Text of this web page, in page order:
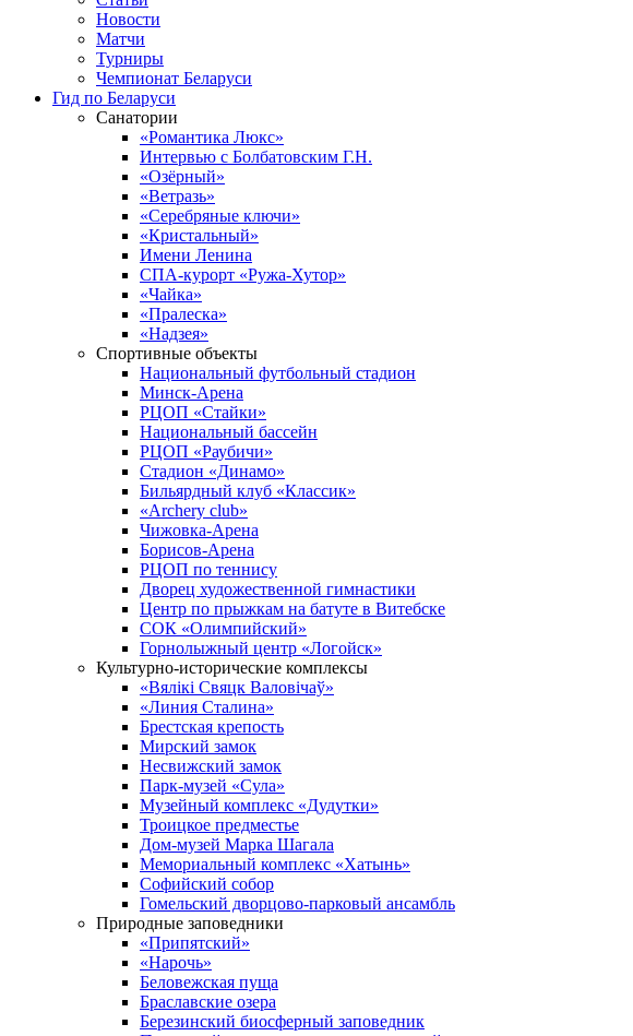
Новости
Матчи
Турниры
Чемпионат Беларуси
Гид по Беларуси
Санатории
«Романтика Люкс»
Интервью с Болбатовским Г.Н.
«Озёрный»
«Ветразь»
«Серебряные ключи»
«Кристальный»
Имени Ленина
СПА-курорт «Ружа-Хутор»
«Чайка»
«Пралеска»
«Надзея»
Спортивные объекты
Национальный футбольный стадион
Минск-Арена
РЦОП «Стайки»
Национальный бассейн
РЦОП «Раубичи»
Стадион «Динамо»
Бильярдный клуб «Классик»
«Archery club»
Чижовка-Арена
Борисов-Арена
РЦОП по теннису
Дворец художественной гимнастики
Центр по прыжкам на батуте в Витебске
СОК «Олимпийский»
Горнолыжный центр «Логойск»
Культурно-исторические комплексы
«Вялікі Свяцк Валовічаў»
«Линия Сталина»
Брестская крепость
Мирский замок
Несвижский замок
Парк-музей «Сула»
Музейный комплекс «Дудутки»
Троицкое предместье
Дом-музей Марка Шагала
Мемориальный комплекс «Хатынь»
Софийский собор
Гомельский дворцово-парковый ансамбль
Природные заповедники
«Припятский»
«Нарочь»
Беловежская пуща
Браславские озера
Березинский биосферный заповедник